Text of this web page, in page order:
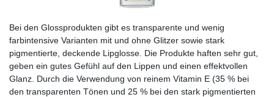
Bei den Glossprodukten gibt es transparente und wenig
farbintensive Varianten mit und ohne Glitzer sowie stark
pigmentierte, deckende Lipglosse. Die Produkte haften sehr gut,
geben ein gutes Gefühl auf den Lippen und einen effektvollen
Glanz. Durch die Verwendung von reinem Vitamin E (35 % bei
den transparenten Tönen und 25 % bei den stark pigmentierten